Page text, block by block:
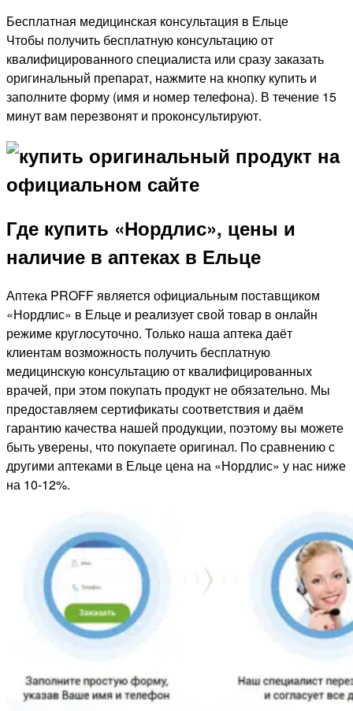
Бесплатная медицинская консультация в Ельце
Чтобы получить бесплатную консультацию от
квалифицированного специалиста или сразу заказать
оригинальный препарат, нажмите на кнопку купить и
заполните форму (имя и номер телефона). В течение 15
минут вам перезвонят и проконсультируют.
Где купить «Нордлис», цены и
наличие в аптеках в Ельце
Аптека PROFF является официальным поставщиком
«Нордлис» в Ельце и реализует свой товар в онлайн
режиме круглосуточно. Только наша аптека даёт
клиентам возможность получить бесплатную
медицинскую консультацию от квалифицированных
врачей, при этом покупать продукт не обязательно. Мы
предоставляем сертификаты соответствия и даём
гарантию качества нашей продукции, поэтому вы можете
быть уверены, что покупаете оригинал. По сравнению с
другими аптеками в Ельце цена на «Нордлис» у нас ниже
на 10-12%.